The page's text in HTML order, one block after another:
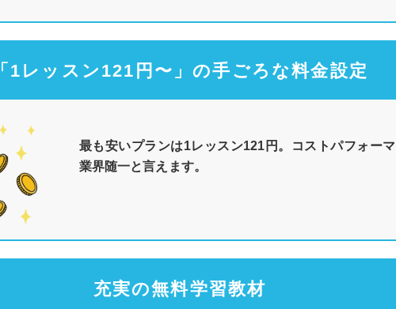
「1レッスン121円〜」の手ごろな料金設定
最も安いプランは1レッスン121円。コストパフォー
業界随一と言えます。
充実の無料学習教材